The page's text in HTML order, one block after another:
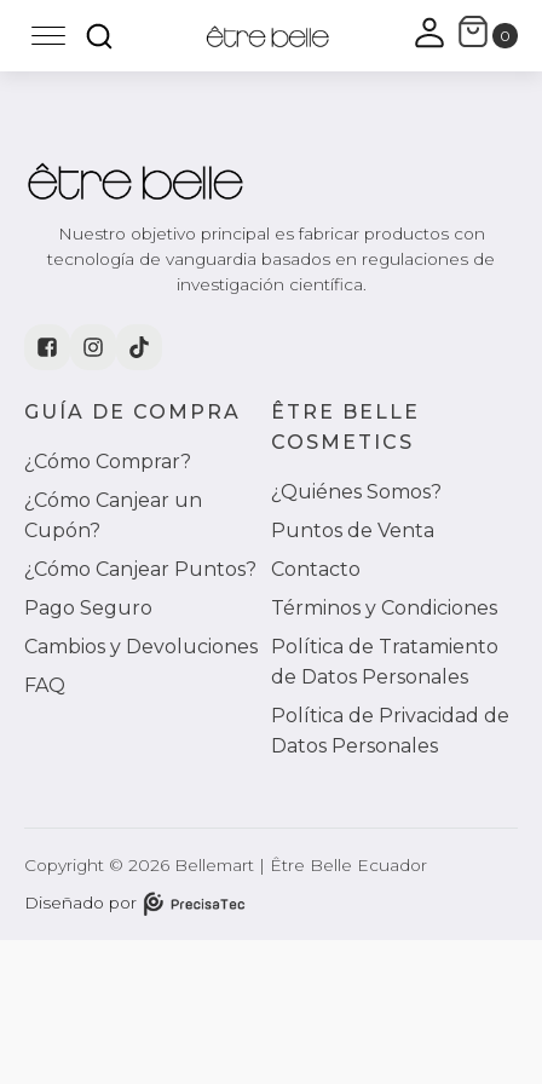
Nuestro objetivo principal es fabricar productos con
tecnología de vanguardia basados en regulaciones de
investigación científica.
GUÍA DE COMPRA
¿Cómo Comprar?
¿Cómo Canjear un
Cupón?
¿Cómo Canjear Puntos?
Pago Seguro
Cambios y Devoluciones
FAQ
ÊTRE BELLE
COSMETICS
¿Quiénes Somos?
Puntos de Venta
Contacto
Términos y Condiciones
Política de Tratamiento
de Datos Personales
Política de Privacidad de
Datos Personales
Copyright © 2026 Bellemart | Être Belle Ecuador
Diseñado por